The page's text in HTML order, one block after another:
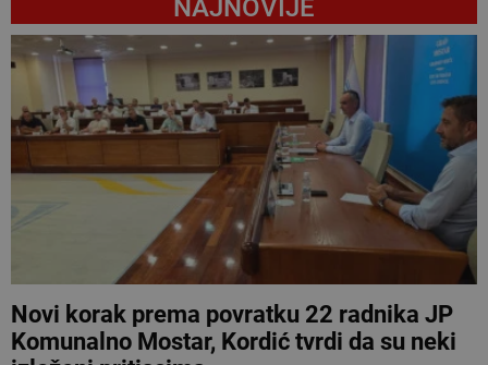
NAJNOVIJE
Novi korak prema povratku 22 radnika JP
Komunalno Mostar, Kordić tvrdi da su neki